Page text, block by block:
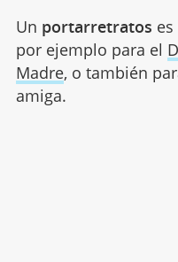
Un portarretratos
por ejemplo para el
Madre, o también
amiga.